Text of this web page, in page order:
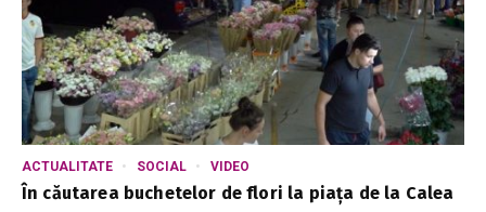
ACTUALITATE SOCIAL VIDEO
În căutarea buchetelor de flori la piața de la Calea